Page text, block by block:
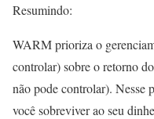
Resumindo:
WARM prioriza o
controlar) sobre o retorno
não pode controlar).
você sobreviver ao seu